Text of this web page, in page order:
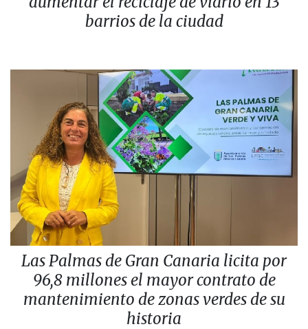
barrios de la ciudad
Las Palmas de Gran Canaria licita por
96,8 millones el mayor contrato de
mantenimiento de zonas verdes de su
historia